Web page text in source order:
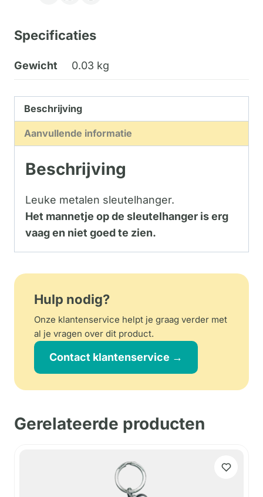
Specificaties
Gewicht 0.03 kg
Beschrijving
Aanvullende informatie
Beschrijving
Leuke metalen sleutelhanger.
Het mannetje op de sleutelhanger is erg
vaag en niet goed te zien.
Hulp nodig?
Onze klantenservice helpt je graag verder met
al je vragen over dit product.
Contact klantenservice →
Gerelateerde producten